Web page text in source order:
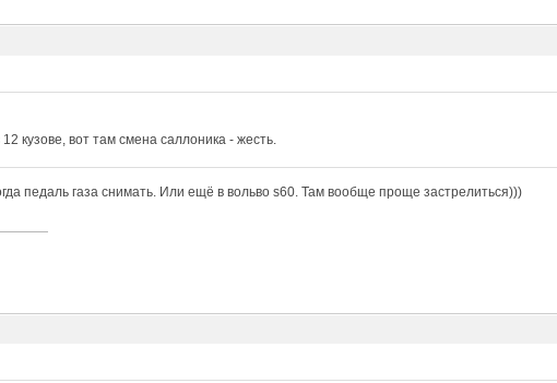
кузове, вот там смена саллоника - жесть.
педаль газа снимать. Или ещё в вольво s60. Там вообще проще застрелиться)))